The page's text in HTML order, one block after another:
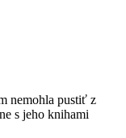
nemohla pustiť z
s jeho knihami